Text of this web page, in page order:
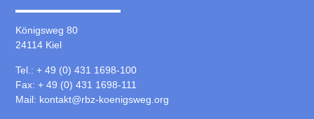
Königsweg 80
24114 Kiel
Tel.: + 49 (0) 431 1698-100
Fax: + 49 (0) 431 1698-111
Mail: kontakt@rbz-koenigsweg.org